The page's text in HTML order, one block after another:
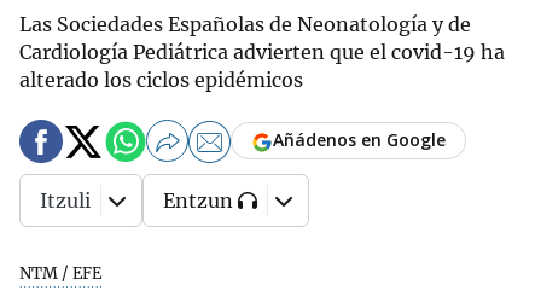
Las Sociedades Españolas de Neonatología y de
Cardiología Pediátrica advierten que el covid-19 ha
alterado los ciclos epidémicos
NTM / EFE
Añádenos en Google
Itzuli Entzun